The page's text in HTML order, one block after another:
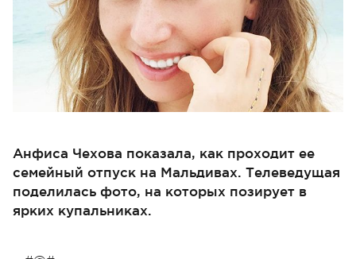
Анфиса Чехова показала, как проходит ее
семейный отпуск на Мальдивах. Телеведущая
поделилась фото, на которых позирует в
ярких купальниках.